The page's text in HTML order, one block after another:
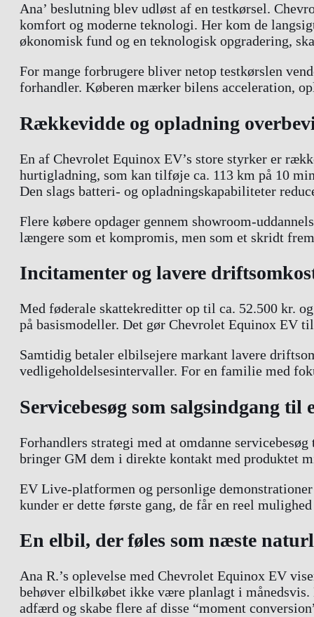
Ana’ beslutning blev udløst af en testkørsel.
komfort og moderne teknologi. Her kom de
økonomisk fund og en teknologisk opgradering,
For mange forbrugere bliver netop testkørslen
forhandler. Køberen mærker bilens acceleration,
Rækkevidde og opladning
En af Chevrolet Equinox EV’s store styrker er
hurtigladning, som kan tilføje ca. 113 km på 10
Den slags batteri- og opladningskapabiliteter
Flere købere opdager gennem showroom-
længere som et kompromis, men som et skridt
Incitamenter og lavere
Med føderale skattekreditter op til ca. 52.500 kr.
på basismodeller. Det gør Chevrolet Equinox EV
Samtidig betaler elbilsejere markant lavere
vedligeholdelsesintervaller. For en familie med
Servicebesøg som salgsindgang
Forhandlers strategi med at omdanne
bringer GM dem i direkte kontakt med produktet
EV Live-platformen og personlige
kunder er dette første gang, de får en reel
En elbil, der føles som næste
Ana R.’s oplevelse med Chevrolet Equinox EV
behøver elbilkøbet ikke være planlagt i
adfærd og skabe flere af disse “moment